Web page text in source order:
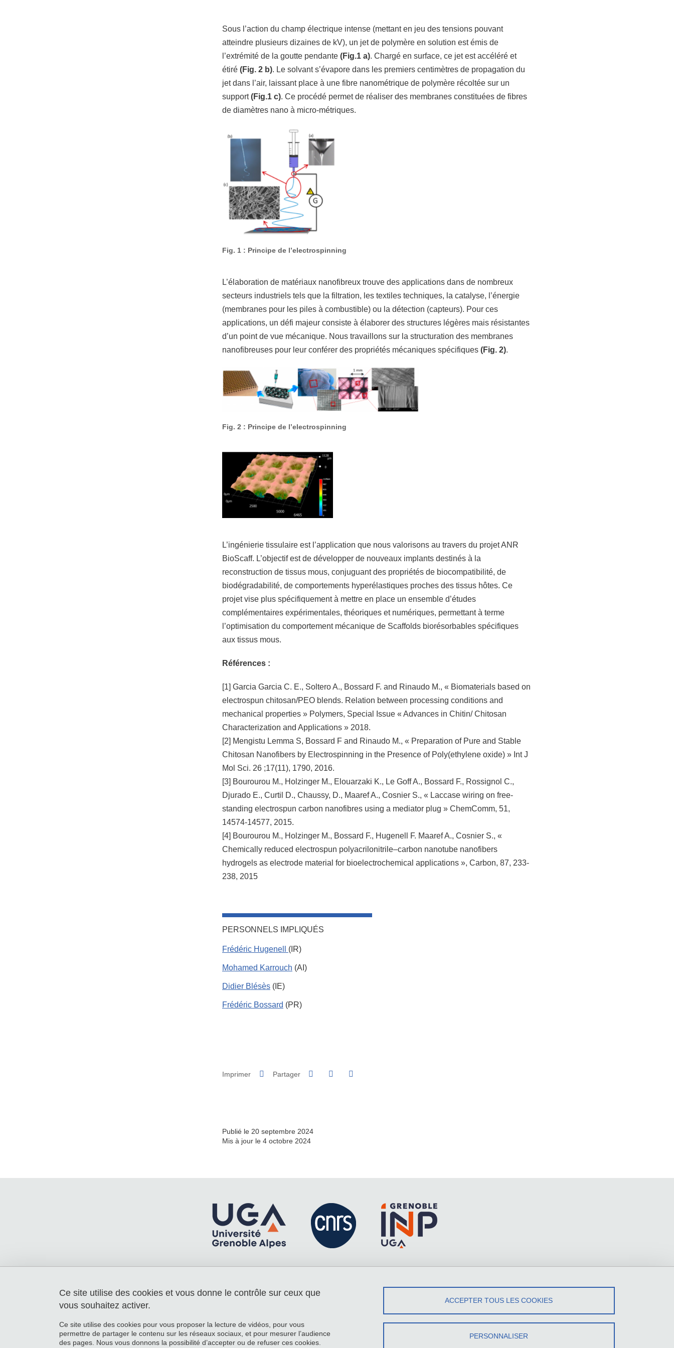
Sous l’action du champ électrique intense (mettant en jeu des tensions pouvant
atteindre plusieurs dizaines de kV), un jet de polymère en solution est émis de
l’extrémité de la goutte pendante (Fig.1 a). Chargé en surface, ce jet est accéléré et
étiré (Fig. 2 b). Le solvant s’évapore dans les premiers centimètres de propagation du
jet dans l’air, laissant place à une fibre nanométrique de polymère récoltée sur un
support(Fig.1 c). Ce procédé permet de réaliser des membranes constituées de fibres
de diamètres nano à micro-métriques.
Fig. 1 : Principe de l’electrospinning
L’élaboration de matériaux nanofibreux trouve des applications dans de nombreux
secteurs industriels tels que la filtration, les textiles techniques, la catalyse, l’énergie
(membranes pour les piles à combustible) ou la détection (capteurs). Pour ces
applications, un défi majeur consiste à élaborer des structures légères mais résistantes
d’un point de vue mécanique. Nous travaillons sur la structuration des membranes
nanofibreuses pour leur conférer des propriétés mécaniques spécifiques (Fig. 2).
Fig. 2 : Principe de l’electrospinning
L’ingénierie tissulaire est l’application que nous valorisons au travers du projet ANR
BioScaff. L’objectif est de développer de nouveaux implants destinés à la
reconstruction de tissus mous, conjuguant des propriétés de biocompatibilité, de
biodégradabilité, de comportements hyperélastiques proches des tissus hôtes. Ce
projet vise plus spécifiquement à mettre en place un ensemble d’études
complémentaires expérimentales, théoriques et numériques, permettant à terme
l’optimisation du comportement mécanique de Scaffolds biorésorbables spécifiques
aux tissus mous.
Références :
[1] Garcia Garcia C. E., Soltero A., Bossard F. and Rinaudo M., « Biomaterials based on
electrospun chitosan/PEO blends. Relation between processing conditions and
mechanical properties » Polymers, Special Issue « Advances in Chitin/ Chitosan
Characterization and Applications » 2018.
[2] Mengistu Lemma S, Bossard F and Rinaudo M., « Preparation of Pure and Stable
Chitosan Nanofibers by Electrospinning in the Presence of Poly(ethylene oxide) » Int J
Mol Sci. 26 ;17(11), 1790, 2016.
[3] Bourourou M., Holzinger M., Elouarzaki K., Le Goff A., Bossard F., Rossignol C.,
Djurado E., Curtil D., Chaussy, D., Maaref A., Cosnier S., « Laccase wiring on free-
standing electrospun carbon nanofibres using a mediator plug » ChemComm, 51,
14574-14577, 2015.
[4] Bourourou M., Holzinger M., Bossard F., Hugenell F. Maaref A., Cosnier S., «
Chemically reduced electrospun polyacrilonitrile–carbon nanotube nanofibers
hydrogels as electrode material for bioelectrochemical applications », Carbon, 87, 233-
238, 2015
PERSONNELS IMPLIQUÉS
Frédéric Hugenell (IR)
Mohamed Karrouch (AI)
Didier Blésès(IE)
Frédéric Bossard (PR)
Imprimer Partager Partager sur Facebook
Partager sur LinkedIn
Publié le 20 septembre 2024
Mis à jour le 4 octobre 2024
Laboratoire Rhéologie et Procédés
Université Grenoble Alpes
Etage
38610 Gières
France
Menu footer
Contact
Mentions légales
Données personnelles
Ce site utilise des cookies et vous donne le contrôle sur ceux que
vous souhaitez activer.
Ce site utilise des cookies pour vous proposer la lecture de vidéos, pour vous
permettre de partager le contenu sur les réseaux sociaux, et pour mesurer l’audience
des pages. Nous vous donnons la possibilité d’accepter ou de refuser ces cookies.
ACCEPTER TOUS LES COOKIES
PERSONNALISER